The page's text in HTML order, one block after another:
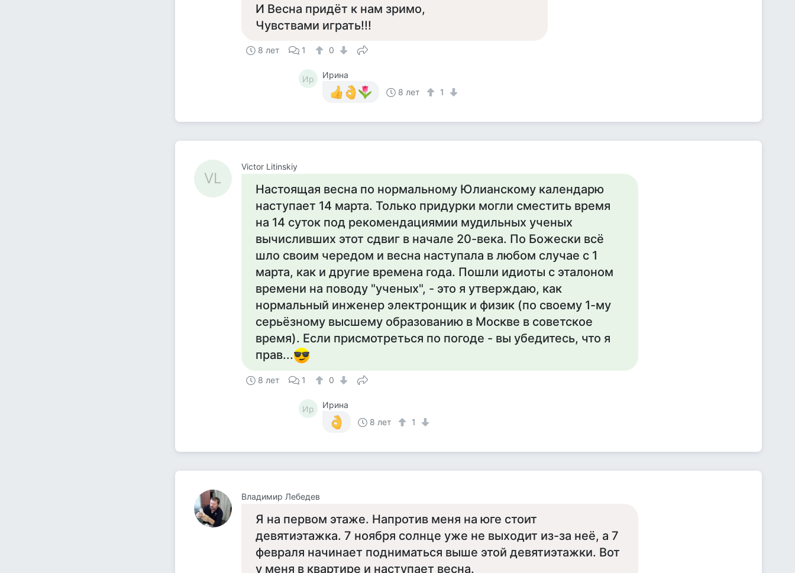
И Весна придёт к нам зримо,
Чувствами играть!!!
8 лет 1 0
Ир
Ирина
8 лет
1
VL
Victor Litinskiy
Настоящая весна по нормальному Юлианскому календарю
наступает 14 марта. Только придурки могли сместить время
на 14 суток под рекомендациямии мудильных ученых
вычисливших этот сдвиг в начале 20-века. По Божески всё
шло своим чередом и весна наступала в любом случае с 1
марта, как и другие времена года. Пошли идиоты с эталоном
времени на поводу "ученых", - это я утверждаю, как
нормальный инженер электронщик и физик (по своему 1-му
серьёзному высшему образованию в Москве в советское
время). Если присмотреться по погоде - вы убедитесь, что я
прав...
8 лет 1 0
Ир
Ирина
8 лет
1
Владимир Лебедев
Я на первом этаже. Напротив меня на юге стоит
девятиэтажка. 7 ноября солнце уже не выходит из-за неё, а 7
февраля начинает подниматься выше этой девятиэтажки. Вот
у меня в квартире и наступает весна.